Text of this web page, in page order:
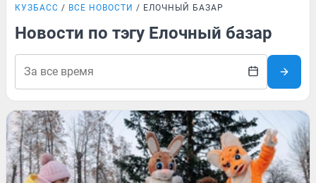
КУЗБАСС ВСЕ НОВОСТИ ЕЛОЧНЫЙ БАЗАР
Новости по тэгу Елочный базар